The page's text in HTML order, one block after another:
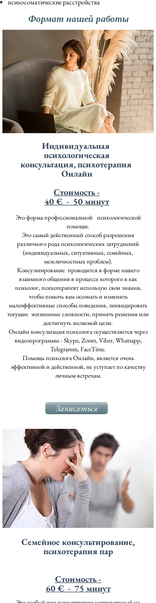
психосоматические расстройства
Формат нашей работы
Индивидуальная
психологическая
консультация, психотерапия
Онлайн
Стоимость -
40 € - 50 минут
Это форма профессиональной психологической
помощи.
Это самый действенный способ разрешения
различного рода психологических затруднений
(индивидуальных, ситуативных, семейных,
межличностных проблем).
Консультирование проводится в форме нашего
взаимного общения в процессе которого я как
психолог, психотерапевт использую свои знания,
чтобы помочь вам осознать и изменить
малоэффективные способы поведения, ликвидировать
текущие жизненные сложности, принять решения или
достигнуть желаемой цели.
Онлайн консультация психолога осуществляется через
видеопрограммы - Skype, Zoom, Viber, Whatsapp,
Telegramm, FaceTime.
Помощь психолога Онлайн, является очень
эффективной и действенной, не уступает по качеству
личным встречам.
Записаться
Семейное консультирование,
психотерапия пар
Стоимость -
60 € - 75 минут